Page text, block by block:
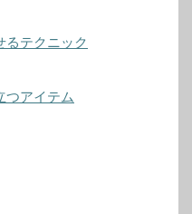
るテクニック
つアイテム